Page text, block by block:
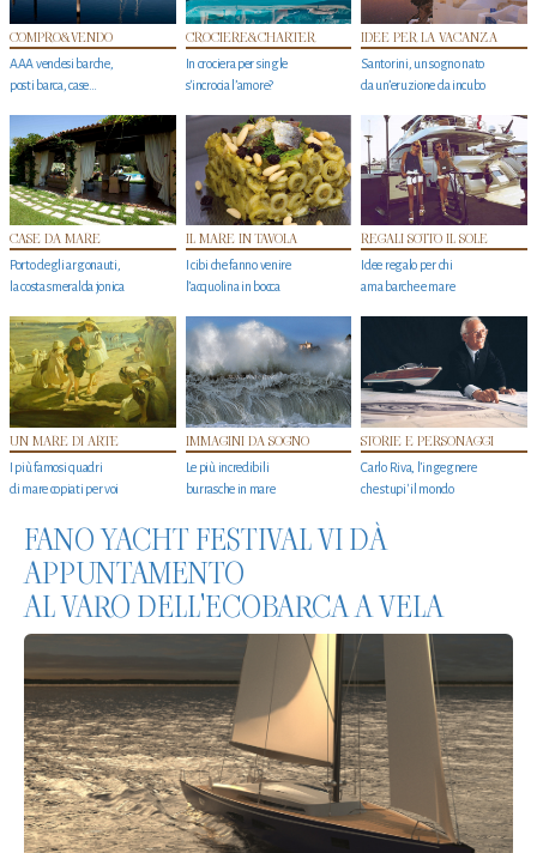
COMPRO&VENDO
AAA vendesi barche,
posti barca, case…
CROCIERE&CHARTER
In crociera per single
s'incrocia l’amore?
IDEE PER LA VACANZA
Santorini, un sogno nato
da un’eruzione da incubo
CASE DA MARE
Porto degli argonauti,
la costa smeralda jonica
IL MARE IN TAVOLA
I cibi che fanno venire
l’acquolina in bocca
REGALI SOTTO IL SOLE
Idee regalo per chi
ama barche e mare
UN MARE DI ARTE
I più famosi quadri
di mare copiati per voi
IMMAGINI DA SOGNO
Le più incredibili
burrasche in mare
STORIE E PERSONAGGI
Carlo Riva, l’ingegnere
che stupi' il mondo
FANO YACHT FESTIVAL VI DÀ
APPUNTAMENTO
AL VARO DELL'ECOBARCA A VELA